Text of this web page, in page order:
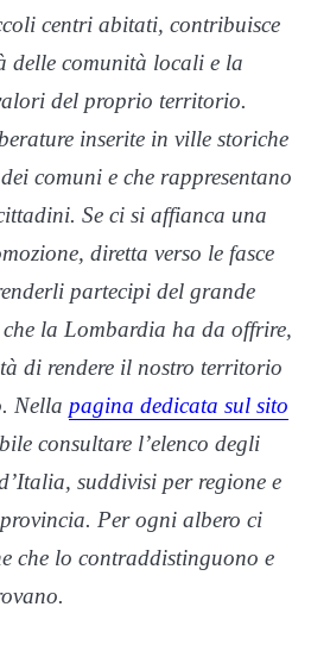
centri abitati, contribuisce
delle comunità locali e la
del proprio territorio.
inserite in ville storiche
comuni e che rappresentano
Se ci si affianca una
diretta verso le fasce
partecipi del grande
la Lombardia ha da offrire,
di rendere il nostro territorio
Nella pagina dedicata sul sito
consultare l’elenco degli
suddivisi per regione e
provincia. Per ogni albero ci
che lo contraddistinguono e